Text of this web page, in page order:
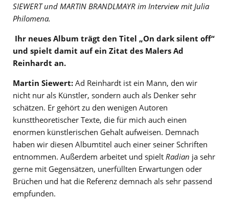
SIEWERT und MARTIN BRANDLMAYR im Interview mit Julia
Philomena.
Ihr neues Album trägt den Titel „On dark silent off“
und spielt damit auf ein Zitat des Malers Ad
Reinhardt an.
Martin Siewert: Ad Reinhardt ist ein Mann, den wir
nicht nur als Künstler, sondern auch als Denker sehr
schätzen. Er gehört zu den wenigen Autoren
kunsttheoretischer Texte, die für mich auch einen
enormen künstlerischen Gehalt aufweisen. Demnach
haben wir diesen Albumtitel auch einer seiner Schriften
entnommen. Außerdem arbeitet und spielt Radian ja sehr
gerne mit Gegensätzen, unerfüllten Erwartungen oder
Brüchen und hat die Referenz demnach als sehr passend
empfunden.